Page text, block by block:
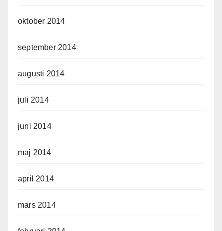
oktober 2014
september 2014
augusti 2014
juli 2014
juni 2014
maj 2014
april 2014
mars 2014